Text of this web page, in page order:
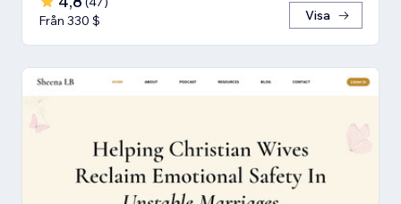
Från 330 $
Visa